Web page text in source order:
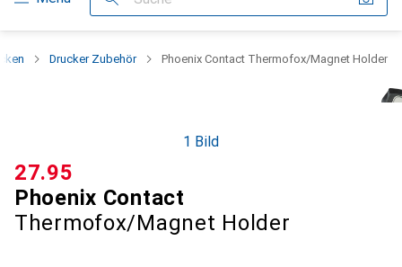
Drucker Zubehör Phoenix Contact Thermofox/Magnet Holder
1 Bild
Phoenix Contact
Thermofox/Magnet Holder
CHF
27.95